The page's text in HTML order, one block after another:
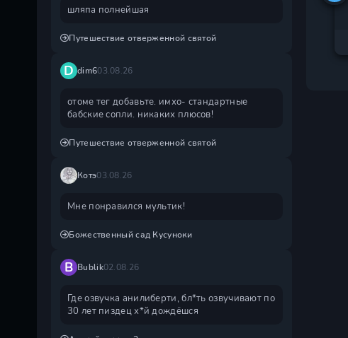
шляпа полнейшая
Путешествие отверженной святой
D dim603.08.26
отоме тег добавьте. имхо- стандартные
бабские сопли. никаких плюсов!
Путешествие отверженной святой
Котэ03.08.26
Мне понравился мультик!
Божественный сад Кусуноки
B Bublik02.08.26
Где озвучка анилиберти, бл*ть озвучивают по
30 лет пиздец х*й дождëшся